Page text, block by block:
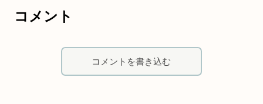
コメント
コメントを書き込む